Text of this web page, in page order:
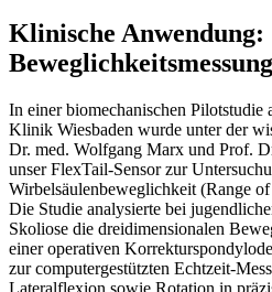
Klinische Anwendung:
In einer biomechanischen Pilotstudie
Klinik Wiesbaden wurde unter der
Dr. med. Wolfgang Marx und Prof.
unser FlexTail-Sensor zur
Wirbelsäulenbeweglichkeit (Range
Die Studie analysierte bei
Skoliose die dreidimensionalen
einer operativen
zur computergestützten Echtzeit-
Lateralflexion sowie Rotation in